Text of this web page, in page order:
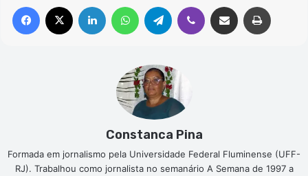
Facebook Linkedin WhatsAppTelegram Viber Compartilhar via e-mail
Constanca Pina
Formada em jornalismo pela Universidade Federal Fluminense (UFF-
RJ). Trabalhou como jornalista no semanário A Semana de 1997 a